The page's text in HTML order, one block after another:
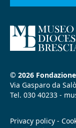
© 2026
Via Gasparo da
Tel. 030 40233 -
Privacy policy -